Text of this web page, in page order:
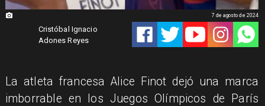
Cristóbal Ignacio
Adones Reyes
7 de agosto de 2024
La atleta francesa Alice Finot dejó una marca
imborrable en los Juegos Olímpicos de París